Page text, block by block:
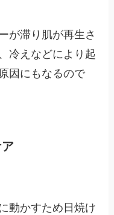
が滞り肌が再生さ
冷えなどにより起
因にもなるので
動かすため日焼け